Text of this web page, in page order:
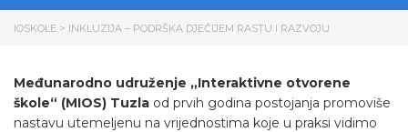
IOSKOLE > INKLUZIJA – PODRŠKA DJEČIJEM RASTU I RAZVOJU
Međunarodno udruženje „Interaktivne otvorene
škole“ (MIOS) Tuzla od prvih godina postojanja promoviše
nastavu utemeljenu na vrijednostima koje u praksi vidimo